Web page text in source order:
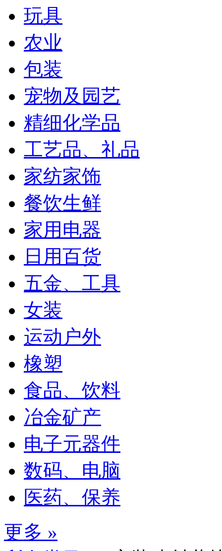
玩具
农业
包装
宠物及园艺
精细化学品
工艺品、礼品
家纺家饰
餐饮生鲜
家用电器
日用百货
五金、工具
女装
运动户外
橡塑
食品、饮料
冶金矿产
电子元器件
数码、电脑
医药、保养
更多 »